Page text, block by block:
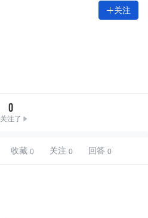
关注
0
关注了
收藏 关注 回答